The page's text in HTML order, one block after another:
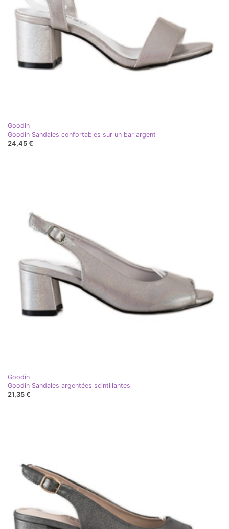
Goodin
Goodin Sandales confortables sur un bar argent
24,45 €
Goodin
Goodin Sandales argentées scintillantes
21,35 €